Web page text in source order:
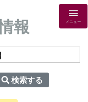
報 メニュー
検索する